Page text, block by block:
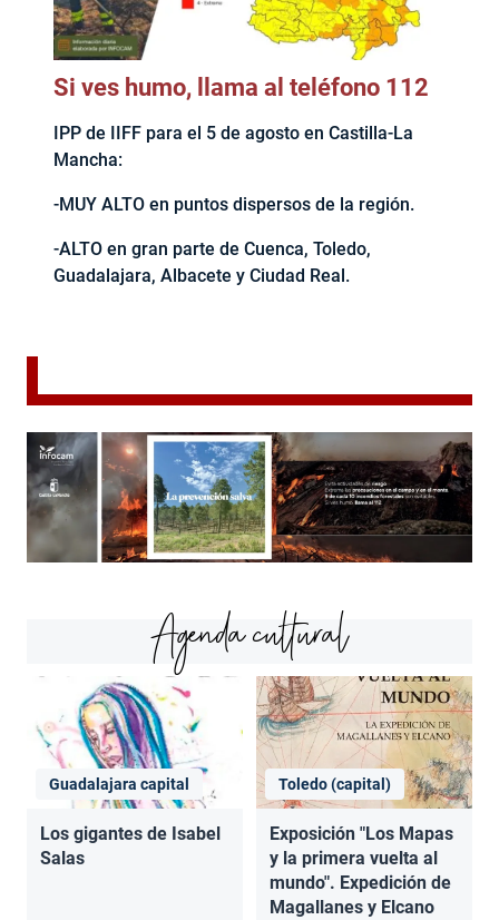
Si ves humo, llama al teléfono 112
IPP de IIFF para el 5 de agosto en Castilla-La
Mancha:
-MUY ALTO en puntos dispersos de la región.
-ALTO en gran parte de Cuenca, Toledo,
Guadalajara, Albacete y Ciudad Real.
Agenda cultural
Guadalajara capital
Los gigantes de Isabel
Salas
Toledo (capital)
Exposición "Los Mapas
y la primera vuelta al
mundo". Expedición de
Magallanes y Elcano